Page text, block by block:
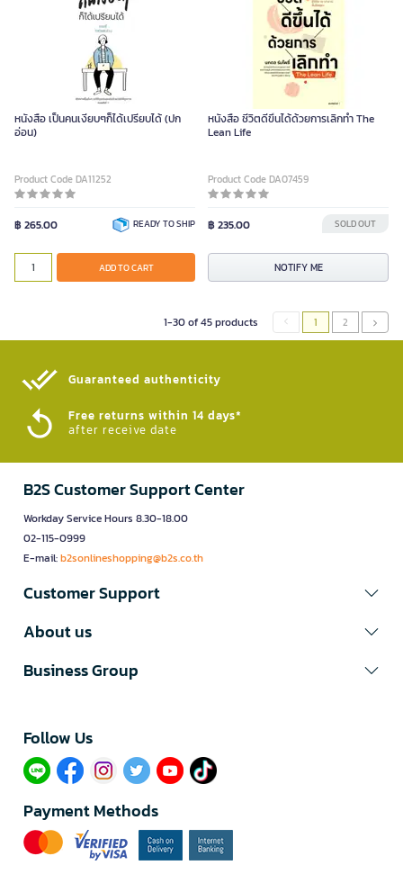
หนังสือ เป็นคนเงียบๆก็ได้เปรียบได้ (ปก
อ่อน)
Product Code DA11252
฿ 265.00 READY TO SHIP
ADD TO CART
หนังสือ ชีวิตดีขึ้นได้ด้วยการเลิกทำ The
Lean Life
Product Code DA07459
฿ 235.00 SOLD OUT
NOTIFY ME
1-30 of 45 products 1 2
Guaranteed authenticity​
Free returns within 14 days*
after receive date
B2S Customer Support Center
Workday Service Hours 8.30-18.00
02-115-0999
E-mail:b2sonlineshopping@b2s.co.th
Customer Support
About us
Business Group
Follow Us​
Payment Methods